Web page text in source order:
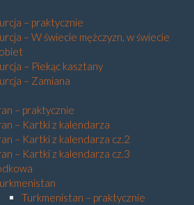
– praktycznie
– W świecie mężczyzn, w świecie
– Piekąc kasztany
– Zamiana
– praktycznie
– Kartki z kalendarza
– Kartki z kalendarza cz.2
– Kartki z kalendarza cz.3
Turkmenistan – praktycznie